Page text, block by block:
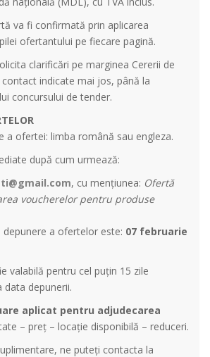
va fi confirmată prin aplicarea
ofertantului pe fiecare pagină.
clarificări pe marginea Cererii de
indicate mai jos, până la
concursului de tender.
a ofertei: limba română sau engleza.
după cum urmează:
, cu mențiunea: Ofertă
voucherelor pentru produse
a ofertelor este: 07 februarie
valabilă pentru cel puțin 15 zile
data depunerii.
aplicat pentru adjudecarea
– preț – locație disponibilă – reduceri.
ne puteți contacta la